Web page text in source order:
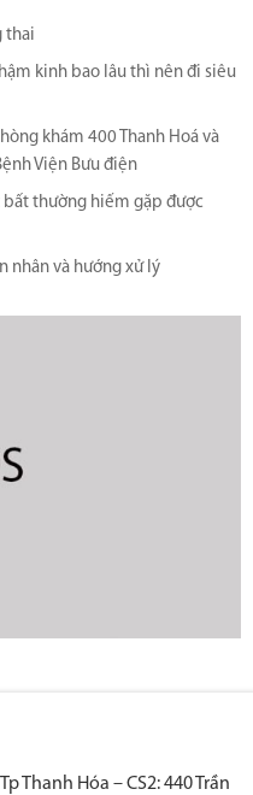
thai
kinh bao lâu thì nên đi siêu
khám 400 Thanh Hoá và
Viện Bưu điện
bất thường hiếm gặp được
nhân và hướng xử lý
Thanh Hóa – CS2: 440 Trần